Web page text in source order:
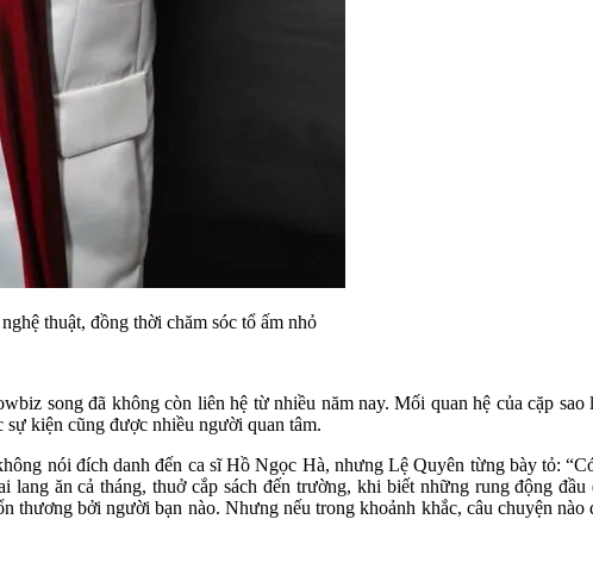
thuật, đồng thời chăm sóc tổ ấm nhỏ
song đã không còn liên hệ từ nhiều năm nay. Mối quan hệ của cặp
kiện cũng được nhiều người quan tâm.
nói đích danh đến ca sĩ Hồ Ngọc Hà, nhưng Lệ Quyên từng bày tỏ:
ăn cả tháng, thuở cắp sách đến trường, khi biết những rung động
thương bởi người bạn nào. Nhưng nếu trong khoảnh khắc, câu chuyện